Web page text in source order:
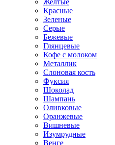
Желтые
Красные
Зеленые
Серые
Бежевые
Глянцевые
Кофе с молоком
Металлик
Слоновая кость
Фуксия
Шоколад
Шампань
Оливковые
Оранжевые
Вишневые
Изумрудные
Венге